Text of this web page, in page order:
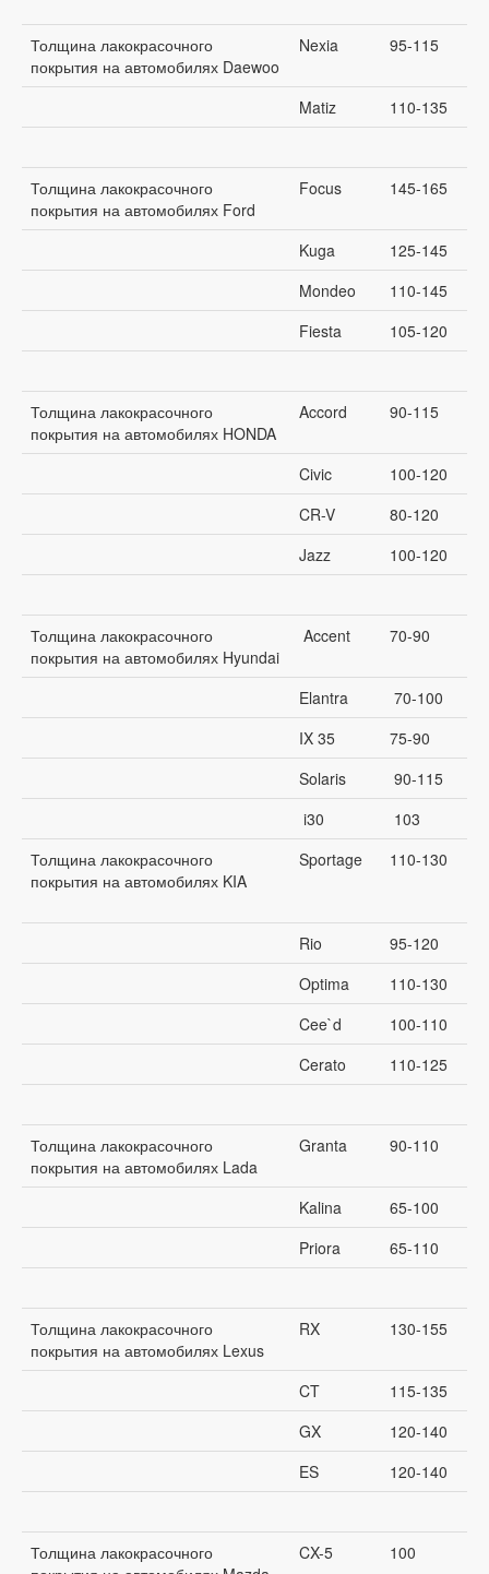
Толщина лакокрасочного
покрытия на автомобилях Daewoo
Nexia 95-115
Matiz 110-135
Толщина лакокрасочного
покрытия на автомобилях Ford
Focus 145-165
Kuga
125-145
Mondeo
110-145
Fiesta
105-120
Толщина лакокрасочного
покрытия на автомобилях HONDA
Accord 90-115
Civic
100-120
CR-V
80-120
Jazz
100-120
Толщина лакокрасочного
покрытия на автомобилях Hyundai
Accent 70-90
Elantra
70-100
IX 35
75-90
Solaris
90-115
i30
103
Толщина лакокрасочного
покрытия на автомобилях KIA
Sportage 110-130
Rio
95-120
Optima
110-130
Cee`d
100-110
Cerato
110-125
Толщина лакокрасочного
покрытия на автомобилях Lada
Granta 90-110
Kalina
65-100
Priora
65-110
Толщина лакокрасочного
покрытия на автомобилях Lexus
RX 130-155
CT
115-135
GX
120-140
ES
120-140
Толщина лакокрасочного
CX-5 100